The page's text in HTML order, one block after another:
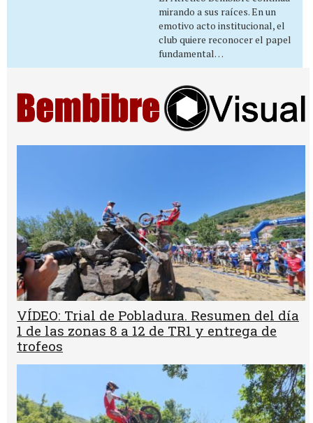
mirando a sus raíces. En un
emotivo acto institucional, el
club quiere reconocer el papel
fundamental…
VÍDEO: Trial de Pobladura. Resumen del día
1 de las zonas 8 a 12 de TR1 y entrega de
trofeos